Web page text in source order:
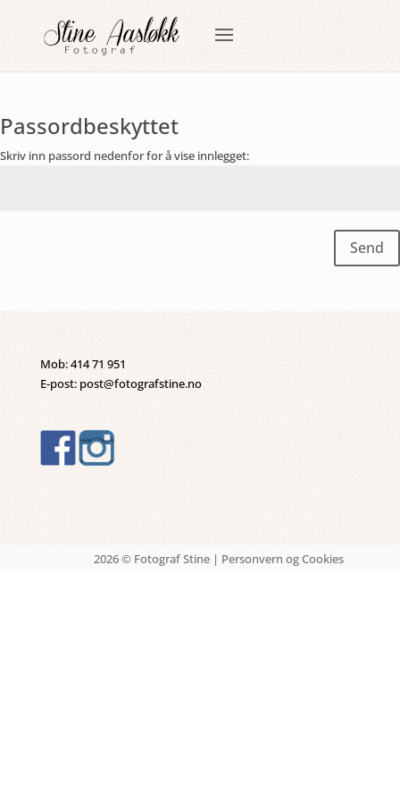
Passordbeskyttet
Skriv inn passord nedenfor for å vise innlegget:
Send
Mob: 414 71 951
E-post: post@fotografstine.no
2026 © Fotograf Stine | Personvern og Cookies